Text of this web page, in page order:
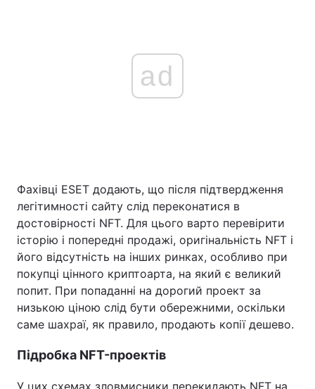
ad
Фахівці ESET додають, що після підтвердження
легітимності сайту слід переконатися в
достовірності NFT. Для цього варто перевірити
історію і попередні продажі, оригінальність NFT і
його відсутність на інших ринках, особливо при
покупці цінного криптоарта, на який є великий
попит. При попаданні на дорогий проект за
низькою ціною слід бути обережними, оскільки
саме шахраї, як правило, продають копії дешево.
Підробка NFT-проектів
У цих схемах зловмисники перекидають NFT на